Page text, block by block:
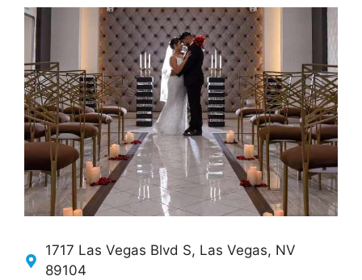
1717 Las Vegas Blvd S, Las Vegas, NV
89104